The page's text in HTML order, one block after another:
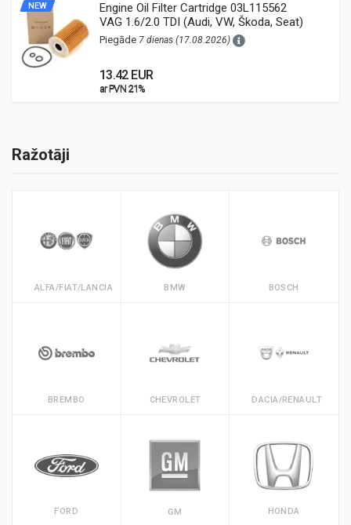
NEW
Engine Oil Filter Cartridge 03L115562
VAG 1.6/2.0 TDI (Audi, VW, Škoda, Seat)
Piegāde 7 dienas (17.08.2026)
13.42 EUR
ar PVN 21%
ar PVN 21%
Ražotāji
ALFA/FIAT/LANCIA BMW BOSCH
BREMBO CHEVROLET DACIA/RENAULT
FORD GM HONDA